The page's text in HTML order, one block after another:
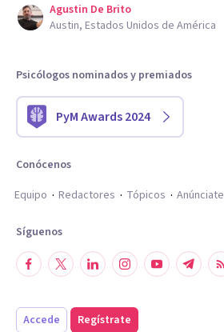
Agustin De Brito
Austin, Estados Unidos de América
Psicólogos nominados y premiados
PyM Awards 2024
Conócenos
Equipo
Redactores Tópicos Anúnciate
Síguenos
Accede Regístrate